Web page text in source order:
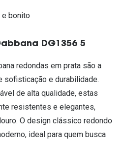
bonito
DG1356 5
redondas em prata são a
sofisticação e durabilidade.
de alta qualidade, estas
resistentes e elegantes,
O design clássico redondo
ideal para quem busca